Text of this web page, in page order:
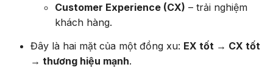
Customer Experience (CX) – trải nghiệm
khách hàng.
Đây là hai mặt của một đồng xu: EX tốt → CX tốt
→ thương hiệu mạnh.